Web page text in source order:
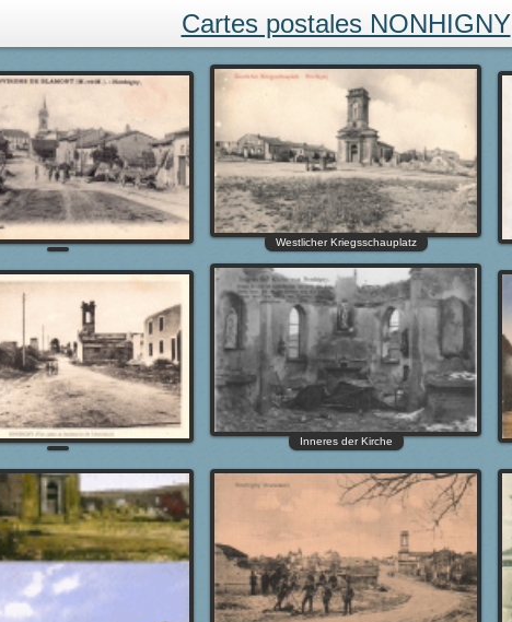
Cartes postales NONHIGNY